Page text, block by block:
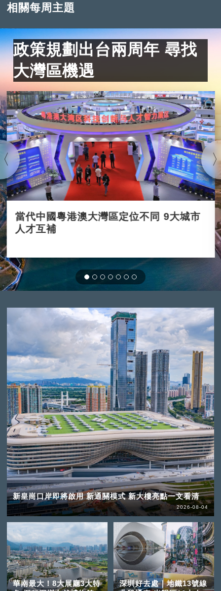
相關每周主題
政策規劃出台兩周年 尋找
大灣區機遇
當代中國粵港澳大灣區定位不同 9大城市
人才互補
新皇崗口岸即將啟用 新通關模式 新大樓亮點一文看清
2026-08-04
華南最大！8大展廳3大特
深圳好去處｜地鐵13號線